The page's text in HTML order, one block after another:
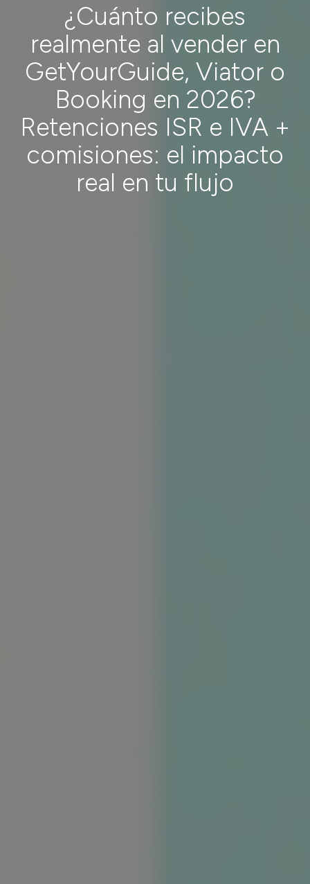
¿Cuánto recibes
realmente al vender en
GetYourGuide, Viator o
Booking en 2026?
Retenciones ISR e IVA +
comisiones: el impacto
real en tu flujo